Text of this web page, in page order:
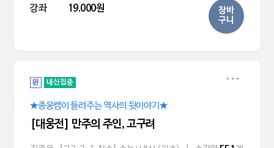
강좌 19,000원
장바
구니
완 내신집중
★종웅쌤이 들려주는 역사의 뒷이야기★
[대웅전] 만주의 주인, 고구려